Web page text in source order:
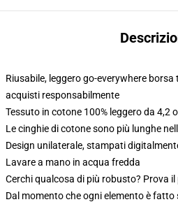
Riusabile, leggero go-everywhere
acquisti responsabilmente
Tessuto in cotone 100% leggero da 4,2
Le cinghie di cotone sono più lunghe
Design unilaterale, stampati
Lavare a mano in acqua fredda
Cerchi qualcosa di più robusto? Prova il
Dal momento che ogni elemento è